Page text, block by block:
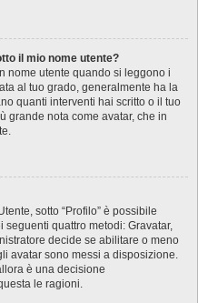
il mio nome utente?
nome utente quando si leggono i
al tuo grado, generalmente ha la
quanti interventi hai scritto o il tuo
grande nota come avatar, che in
sotto “Profilo” è possibile
quattro metodi: Gravatar,
decide se abilitare o meno
avatar sono messi a disposizione.
è una decisione
le ragioni.